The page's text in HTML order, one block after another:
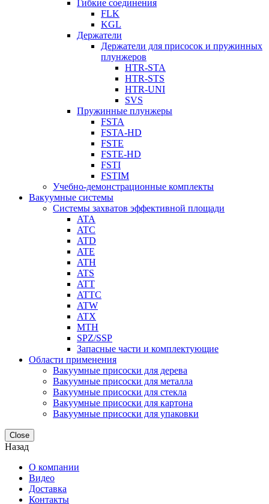
Гибкие соединения
FLK
KGL
Держатели
Держатели для присосок и пружинных
плунжеров
HTR-STA
HTR-STS
HTR-UNI
SVS
Пружинные плунжеры
FSTA
FSTA-HD
FSTE
FSTE-HD
FSTI
FSTIM
Учебно-демонстрационные комплекты
Вакуумные системы
Системы захватов эффективной площади
ATA
ATC
ATD
ATE
ATH
ATS
ATT
ATTC
ATW
ATX
MTH
SPZ/SSP
Запасные части и комплектующие
Области применения
Вакуумные присоски для дерева
Вакуумные присоски для металла
Вакуумные присоски для стекла
Вакуумные присоски для картона
Вакуумные присоски для упаковки
Close
Назад
О компании
Видео
Доставка
Контакты